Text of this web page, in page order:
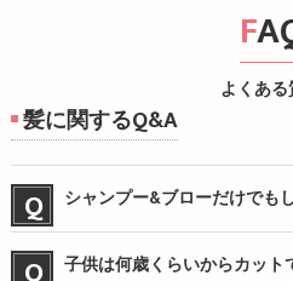
よくあ
髪に関するQ&A
シャンプー&ブローだけでも
子供は何歳くらいからカット